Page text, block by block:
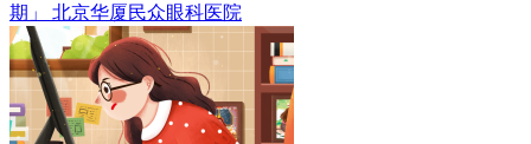
期」 北京华厦民众眼科医院